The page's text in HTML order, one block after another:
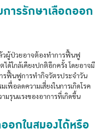
ารรักษาเลือดออก
วผู้ป่วยอาจต้องทำการฟื้นฟู
ด้ใกล้เคียงปกติอีกครั้ง โดยอาจมี
รฟื้นฟูการทำกิจวัตรประจำวัน
พื่อลดความเสี่ยงในการเกิดโรค
มรุนแรงของอาการที่เกิดขึ้น
อกในสมองได้หรือ